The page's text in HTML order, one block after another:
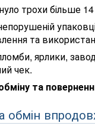
трохи більше 14
та
ярлики,
чек.
та
обмін